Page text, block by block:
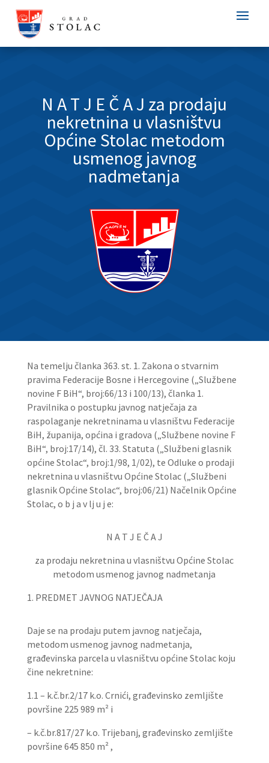
N A T J E Č A J za prodaju
nekretnina u vlasništvu
Općine Stolac metodom
usmenog javnog
nadmetanja
Na temelju članka 363. st. 1. Zakona o stvarnim
pravima Federacije Bosne i Hercegovine („Službene
novine F BiH“, broj:66/13 i 100/13), članka 1.
Pravilnika o postupku javnog natječaja za
raspolaganje nekretninama u vlasništvu Federacije
BiH, županija, općina i gradova („Službene novine F
BiH“, broj:17/14), čl. 33. Statuta („Službeni glasnik
općine Stolac“, broj:1/98, 1/02), te Odluke o prodaji
nekretnina u vlasništvu Općine Stolac („Službeni
glasnik Općine Stolac“, broj:06/21) Načelnik Općine
Stolac, o b j a v lj u j e:
N A T J E Č A J
za prodaju nekretnina u vlasništvu Općine Stolac
metodom usmenog javnog nadmetanja
1. PREDMET JAVNOG NATJEČAJA
Daje se na prodaju putem javnog natječaja,
metodom usmenog javnog nadmetanja,
građevinska parcela u vlasništvu općine Stolac koju
čine nekretnine:
1.1 – k.č.br.2/17 k.o. Crnići, građevinsko zemljište
površine 225 989 m² i
– k.č.br.817/27 k.o. Trijebanj, građevinsko zemljište
površine 645 850 m² ,